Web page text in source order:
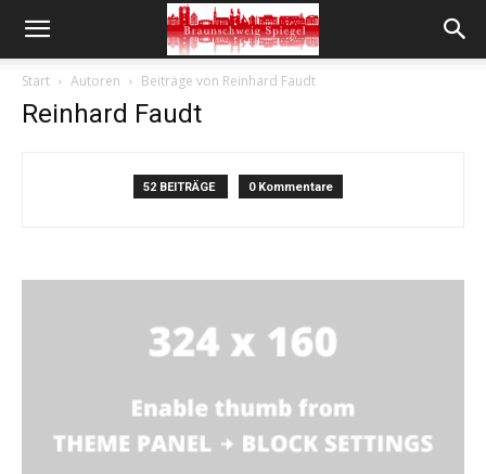
Start Autoren Beiträge von Reinhard Faudt
Reinhard Faudt
52 BEITRÄGE 0 Kommentare